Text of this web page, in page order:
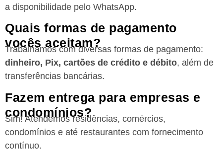
a disponibilidade pelo WhatsApp.
Quais formas de pagamento
vocês aceitam?
Trabalhamos com diversas formas de pagamento:
dinheiro, Pix, cartões de crédito e débito, além de
transferências bancárias.
Fazem entrega para empresas e
condomínios?
Sim! Atendemos residências, comércios,
condomínios e até restaurantes com fornecimento
contínuo.